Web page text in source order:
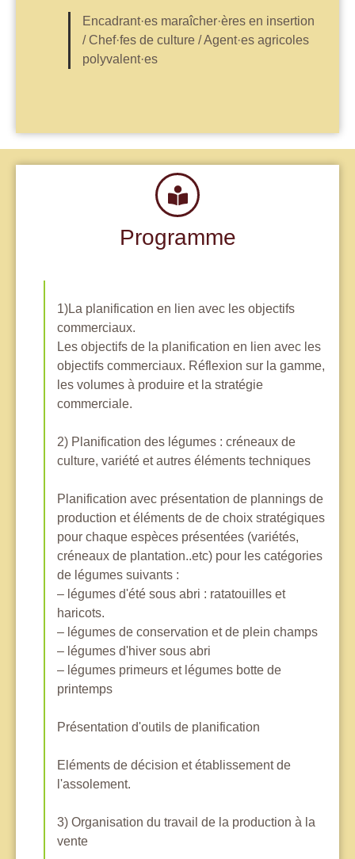
Encadrant·es maraîcher·ères en insertion
/ Chef·fes de culture / Agent·es agricoles
polyvalent·es
Programme
1)La planification en lien avec les objectifs
commerciaux.
Les objectifs de la planification en lien avec les
objectifs commerciaux. Réflexion sur la gamme,
les volumes à produire et la stratégie
commerciale.
2) Planification des légumes : créneaux de
culture, variété et autres éléments techniques
Planification avec présentation de plannings de
production et éléments de de choix stratégiques
pour chaque espèces présentées (variétés,
créneaux de plantation..etc) pour les catégories
de légumes suivants :
– légumes d'été sous abri : ratatouilles et
haricots.
– légumes de conservation et de plein champs
– légumes d'hiver sous abri
– légumes primeurs et légumes botte de
printemps
Présentation d'outils de planification
Eléments de décision et établissement de
l'assolement.
3) Organisation du travail de la production à la
vente